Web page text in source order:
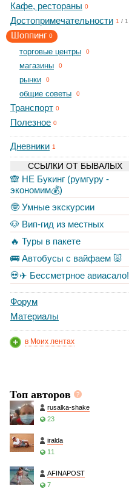
Кафе, рестораны 0
Достопримечательности 1 / 1
Шоппинг 0
торговые центры 0
магазины 0
рынки 0
общие советы 0
Транспорт 0
Полезное 0
Дневники 1
ССЫЛКИ ОТ БЫВАЛЫХ
🙈 НЕ Букинг (румгуру -
экономим💰)
🤓 Умные экскурсии
🐶 Вип-гид из местных
🔥 Туры в пакете
🚌 Автобусы с вайфаем 🐷
💀✈️ Бессметрное авиасало!
Форум
Материалы
в Моих лентах
Топ авторов
rusalka-shake
23
iralda
11
AFINAPOST
7